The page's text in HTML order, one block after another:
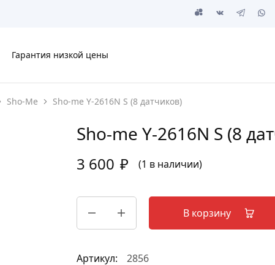
Гарантия низкой цены
Sho-Me Sho-me Y-2616N S (8 датчиков)
Sho-me Y-2616N S (8
3 600 ₽ (1 в наличии)
В корзину
Артикул:
2856